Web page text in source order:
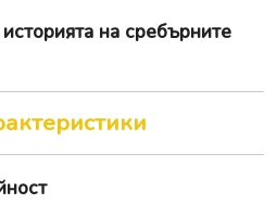
на сребърните